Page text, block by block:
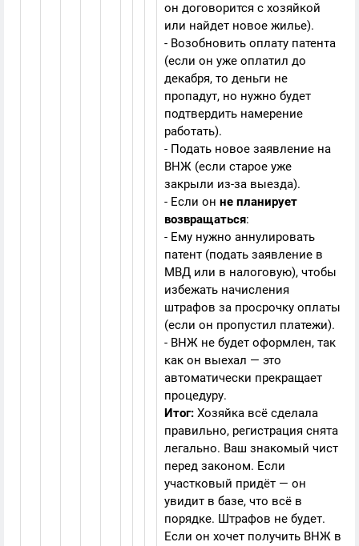
он договорится с хозяйкой
или найдет новое жилье).
- Возобновить оплату патента
(если он уже оплатил до
декабря, то деньги не
пропадут, но нужно будет
подтвердить намерение
работать).
- Подать новое заявление на
ВНЖ (если старое уже
закрыли из-за выезда).
- Если он не планирует
возвращаться:
- Ему нужно аннулировать
патент (подать заявление в
МВД или в налоговую), чтобы
избежать начисления
штрафов за просрочку оплаты
(если он пропустил платежи).
- ВНЖ не будет оформлен, так
как он выехал — это
автоматически прекращает
процедуру.
Итог: Хозяйка всё сделала
правильно, регистрация снята
легально. Ваш знакомый чист
перед законом. Если
участковый придёт — он
увидит в базе, что всё в
порядке. Штрафов не будет.
Если он хочет получить ВНЖ в